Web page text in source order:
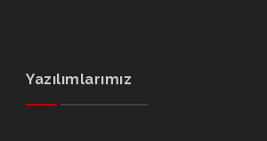
Yazılımlarımız